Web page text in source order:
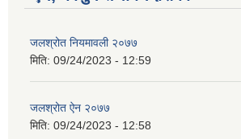
जलश्रोत नियमावली २०७७
मिति: 09/24/2023 - 12:59
जलश्रोत ऐन २०७७
मिति: 09/24/2023 - 12:58